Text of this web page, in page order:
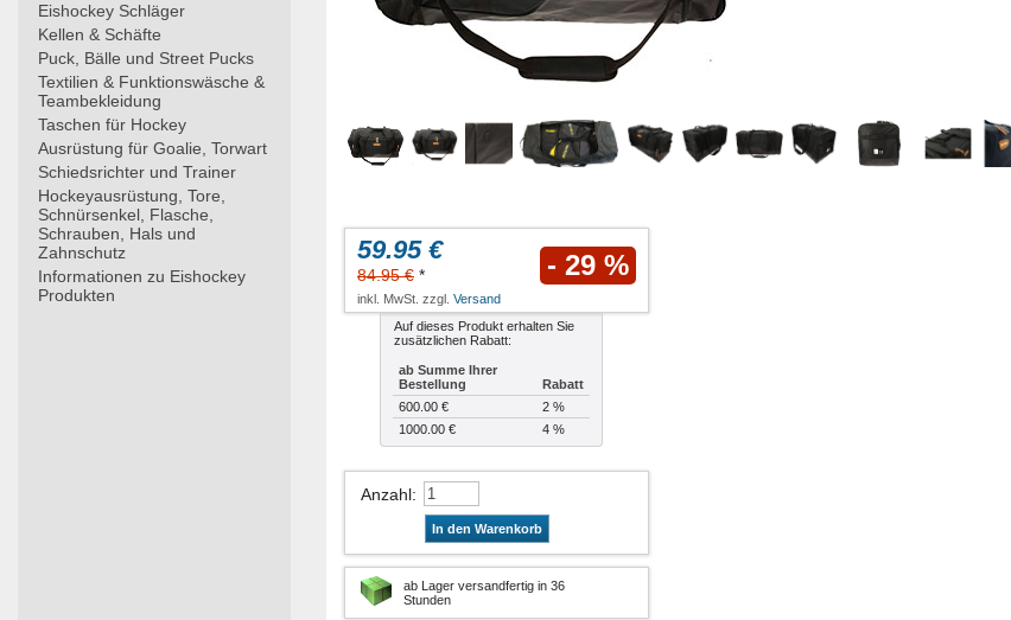
Eishockey Schläger
Kellen & Schäfte
Puck, Bälle und Street Pucks
Textilien & Funktionswäsche &
Teambekleidung
Taschen für Hockey
Ausrüstung für Goalie, Torwart
Schiedsrichter und Trainer
Hockeyausrüstung, Tore,
Schnürsenkel, Flasche,
Schrauben, Hals und
Zahnschutz
Informationen zu Eishockey
Produkten
59.95 €
84.95 € * - 29 %
inkl. MwSt. zzgl. Versand
Auf dieses Produkt erhalten Sie
zusätzlichen Rabatt:
ab Summe Ihrer
Bestellung
Rabatt
600.00 €
2 %
1000.00 €
4 %
Anzahl:
In den Warenkorb
ab Lager versandfertig in 36
Stunden